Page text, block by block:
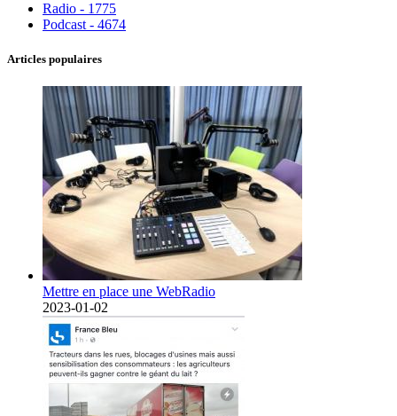
Radio - 1775
Podcast - 4674
Articles populaires
Mettre en place une WebRadio
2023-01-02